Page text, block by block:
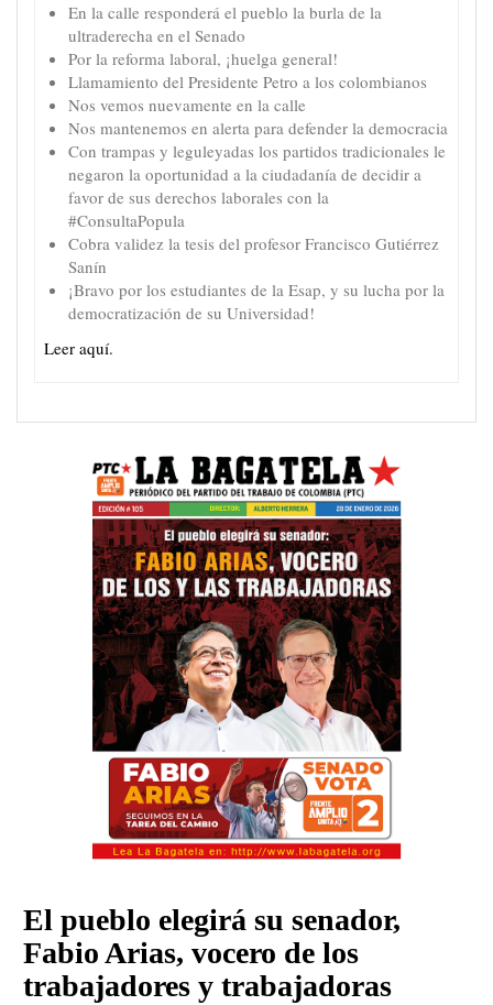
En la calle responderá el pueblo la burla de la
ultraderecha en el Senado
Por la reforma laboral, ¡huelga general!
Llamamiento del Presidente Petro a los colombianos
Nos vemos nuevamente en la calle
Nos mantenemos en alerta para defender la democracia
Con trampas y leguleyadas los partidos tradicionales le
negaron la oportunidad a la ciudadanía de decidir a
favor de sus derechos laborales con la
#ConsultaPopula
Cobra validez la tesis del profesor Francisco Gutiérrez
Sanín
¡Bravo por los estudiantes de la Esap, y su lucha por la
democratización de su Universidad!
Leer aquí.
El pueblo elegirá su senador,
Fabio Arias, vocero de los
trabajadores y trabajadoras